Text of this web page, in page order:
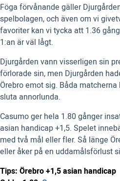
Föga förvånande gäller
spelbolagen, och även om vi
favoriter kan vi tycka att 1.36
1:an är väl lågt.
Djurgården vann visserligen sin
förlorade sin, men Djurgården
Örebro emot sig. Båda
sluta annorlunda.
Casumo ger hela 1.80 gånger
asian handicap +1,5. Spelet
med två mål eller fler. Så länge
eller åker på en uddamålsförlust
Tips: Örebro +1,5 asian handicap